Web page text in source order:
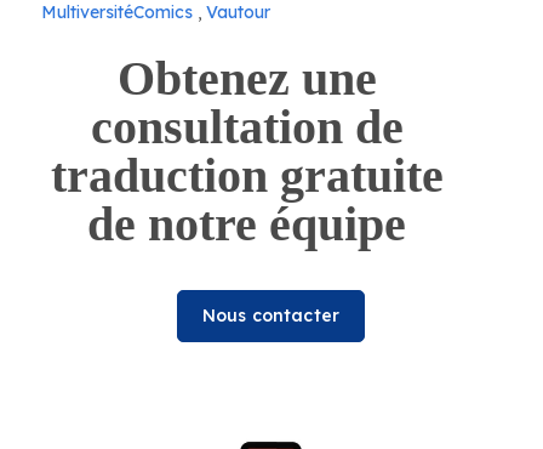
MultiversitéComics , Vautour
Obtenez une
consultation de
traduction gratuite
de notre équipe
Nous contacter